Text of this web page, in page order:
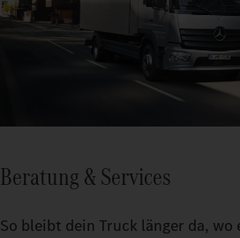
Beratung & Services
So bleibt dein Truck länger da,